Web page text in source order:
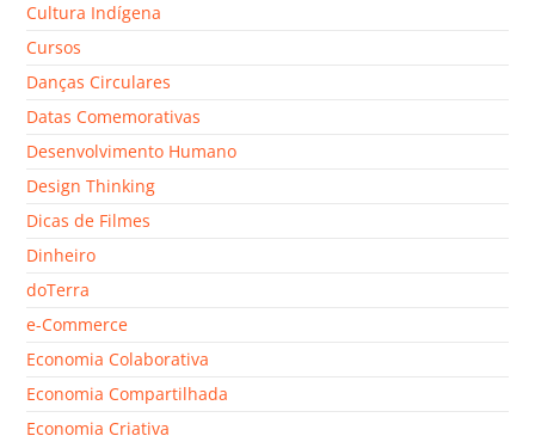
Cultura Indígena
Cursos
Danças Circulares
Datas Comemorativas
Desenvolvimento Humano
Design Thinking
Dicas de Filmes
Dinheiro
doTerra
e-Commerce
Economia Colaborativa
Economia Compartilhada
Economia Criativa